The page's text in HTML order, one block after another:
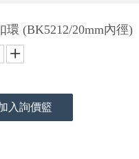
環 (BK5212/20mm內徑)
入詢價籃